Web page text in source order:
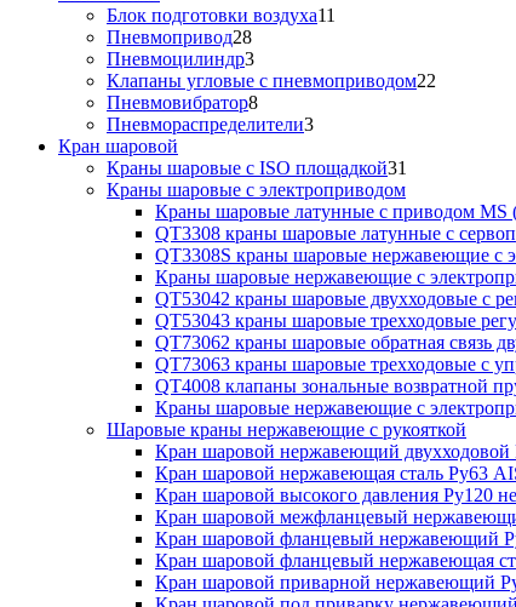
Блок подготовки воздуха11
Пневмопривод28
Пневмоцилиндр3
Клапаны угловые с пневмоприводом22
Пневмовибратор8
Пневмораспределители3
Кран шаровой
Краны шаровые с ISO площадкой31
Краны шаровые с электроприводом
Краны шаровые латунные с приводом MS
QT3308 краны шаровые латунные с
QT3308S краны шаровые нержавеющие с
Краны шаровые нержавеющие с
QT53042 краны шаровые двухходовые с
QT53043 краны шаровые трехходовые
QT73062 краны шаровые обратная связь
QT73063 краны шаровые трехходовые с
QT4008 клапаны зональные возвратной
Краны шаровые нержавеющие с
Шаровые краны нержавеющие с рукояткой
Кран шаровой нержавеющий двухходовой
Кран шаровой нержавеющая сталь Ру63
Кран шаровой высокого давления Ру120
Кран шаровой межфланцевый
Кран шаровой фланцевый нержавеющий
Кран шаровой фланцевый нержавеющая
Кран шаровой приварной нержавеющий